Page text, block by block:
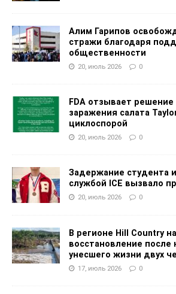
Алим Гарипов
стражи благодаря
общественности
20, июль 2026 0
FDA отзывает решение
заражения салата
циклоспорой
20, июль 2026 0
Задержание студента
службой ICE вызвало
20, июль 2026 0
В регионе Hill Country
восстановление после
унесшего жизни двух
17, июль 2026 0